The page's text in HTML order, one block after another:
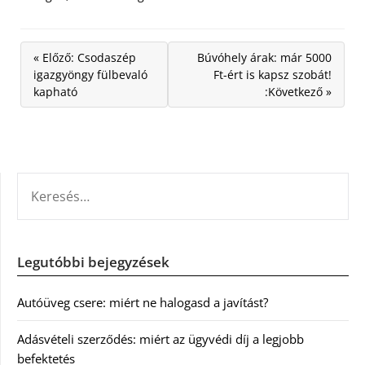
« Előző: Csodaszép
igazgyöngy fülbevaló
kapható
Búvóhely árak: már 5000
Ft-ért is kapsz szobát!
:Következő »
Legutóbbi bejegyzések
Autóüveg csere: miért ne halogasd a javítást?
Adásvételi szerződés: miért az ügyvédi díj a legjobb
befektetés